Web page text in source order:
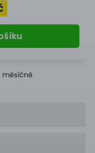
měsíčně